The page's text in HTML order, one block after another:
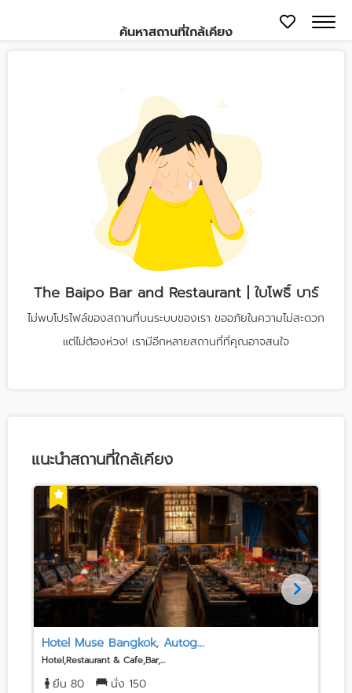
The Baipo Bar and Restaurant | ใบโพธิ์ บาร์
ไม่พบโปรไฟล์ของสถานที่บนระบบของเรา ขออภัยในความไม่สะดวก
แต่ไม่ต้องห่วง! เรามีอีกหลายสถานที่ที่คุณอาจสนใจ
ค้นหาสถานที่ใกล้เคียง
แนะนำสถานที่ใกล้เคียง
Hotel Muse Bangkok, Autog...
Hotel,Restaurant & Cafe,Bar,...
ยืน 80 นั่ง 150